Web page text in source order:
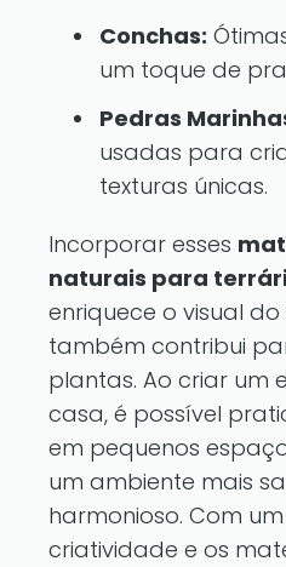
Conchas:
um toque de
Pedras
usadas para
texturas únicas.
Incorporar esses
naturais para
enriquece o visual
também contribui
plantas. Ao criar um
casa, é possível
em pequenos
um ambiente mais
harmonioso. Com
criatividade e os